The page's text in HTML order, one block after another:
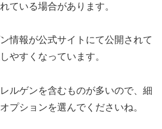
ている場合があります。
情報が公式サイトにて公開されて
やすくなっています。
ルゲンを含むものが多いので、細
プションを選んでくださいね。